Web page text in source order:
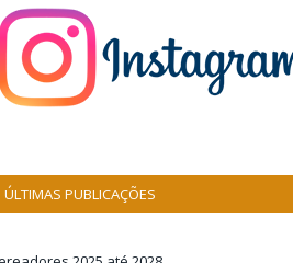
ÚLTIMAS PUBLICAÇÕES